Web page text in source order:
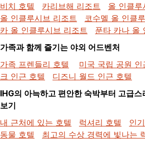
비치 호텔
카리브해 리조트 올 인클루
올 인클루시브 리조트
코수멜 올 인클
카 올 인클루시브 리조트
푼타 카나 올
가족과 함께 즐기는 야외 어드벤처
가족 프렌들리 호텔
미국 국립 공원 인
크 인근 호텔
디즈니 월드 인근 호텔
IHG의 아늑하고 편안한 숙박부터 고급
보기
내 근처에 있는 호텔
럭셔리 호텔 인
동물 호텔
최고의 수상 경력에 빛나는